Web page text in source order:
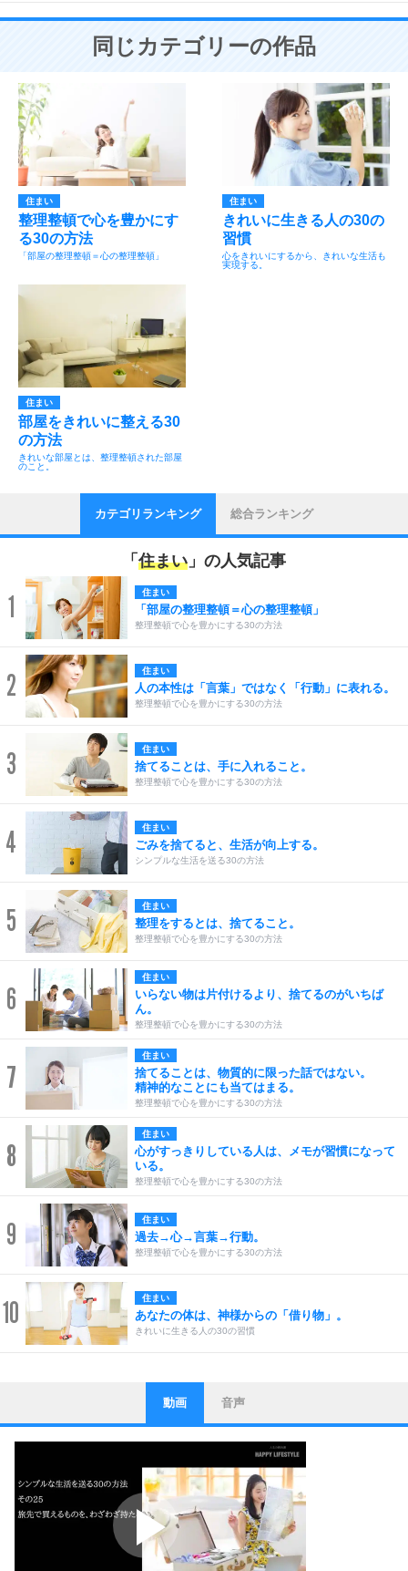
同じカテゴリーの作品
住まい
整理整頓で心を豊かにす
る30の方法
「部屋の整理整頓＝心の整理整頓」
住まい
きれいに生きる人の30の
習慣
心をきれいにするから、きれいな生活も
実現する。
住まい
部屋をきれいに整える30
の方法
きれいな部屋とは、整理整頓された部屋
のこと。
カテゴリランキング 総合ランキング
「住まい 」の人気記事
1 住まい
「部屋の整理整頓＝心の整理整頓」
整理整頓で心を豊かにする30の方法
2 住まい
人の本性は「言葉」ではなく「行動」に表れる。
整理整頓で心を豊かにする30の方法
3 住まい
捨てることは、手に入れること。
整理整頓で心を豊かにする30の方法
4 住まい
ごみを捨てると、生活が向上する。
シンプルな生活を送る30の方法
5 住まい
整理をするとは、捨てること。
整理整頓で心を豊かにする30の方法
6
住まい
いらない物は片付けるより、捨てるのがいちば
ん。
整理整頓で心を豊かにする30の方法
7
住まい
捨てることは、物質的に限った話ではない。
精神的なことにも当てはまる。
整理整頓で心を豊かにする30の方法
8
住まい
心がすっきりしている人は、メモが習慣になって
いる。
整理整頓で心を豊かにする30の方法
9 住まい
過去→心→言葉→行動。
整理整頓で心を豊かにする30の方法
10 住まい
あなたの体は、神様からの「借り物」。
きれいに生きる人の30の習慣
1
ストレス対策
他人と比べない。
いっそのこと、他人を見ない。
いらいらしない人になる30の方法
プラス思考
ポジティブになれない原因は、行動しないから。
ポジティブ思考になる30の方法
動画 音声